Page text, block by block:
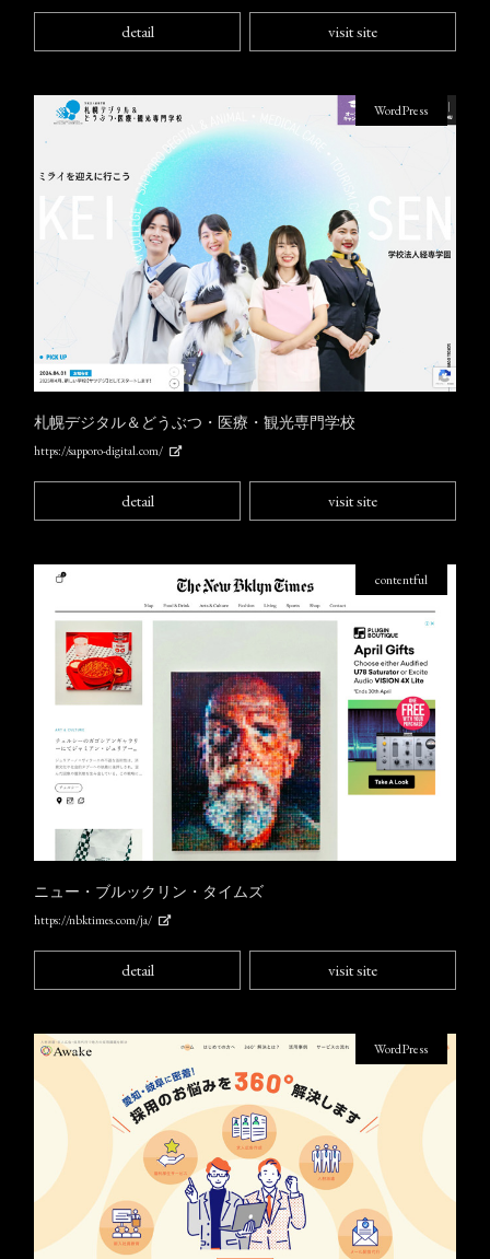
detail visit site
札幌デジタル＆どうぶつ・医療・観光専門学校
https://sapporo-digital.com/
WordPress
detail visit site
ニュー・ブルックリン・タイムズ
https://nbktimes.com/ja/
contentful
detail visit site
WordPress